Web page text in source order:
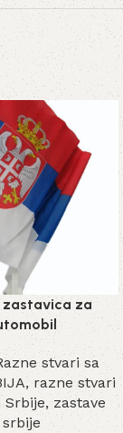
zastavica za
stvari sa
, razne stvari
Srbije,zastave
srbije